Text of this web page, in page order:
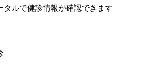
タルで健診情報が確認できます